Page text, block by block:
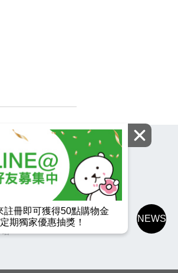
NEWS
註冊即可獲得50點購物金
期獨家優惠抽獎！
閱
皇冠金屬工業股份有限公司
若